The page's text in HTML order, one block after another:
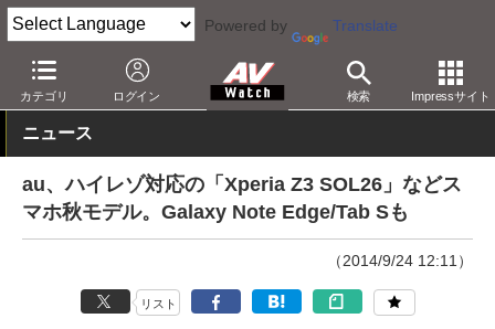
Powered by Translate
カテゴリ ログイン 検索 Impressサイト
AV Watch 製品 スマートフォン Xperia
ニュース
au、ハイレゾ対応の「Xperia Z3 SOL26」などス
マホ秋モデル。Galaxy Note Edge/Tab Sも
（2014/9/24 12:11）
リスト